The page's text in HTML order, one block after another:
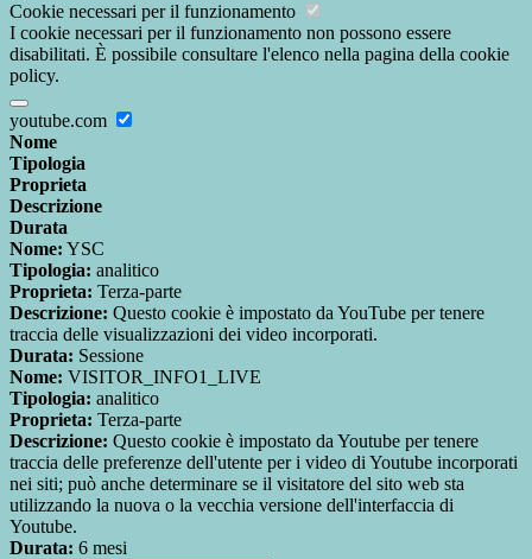
Cookie necessari per il funzionamento
I cookie necessari per il funzionamento non possono essere
disabilitati. È possibile consultare l'elenco nella pagina della cookie
policy.
youtube.com
Nome
Tipologia
Proprieta
Descrizione
Durata
Nome: YSC
Tipologia: analitico
Proprieta: Terza-parte
Descrizione: Questo cookie è impostato da YouTube per tenere
traccia delle visualizzazioni dei video incorporati.
Durata: Sessione
Nome: VISITOR_INFO1_LIVE
Tipologia: analitico
Proprieta: Terza-parte
Descrizione: Questo cookie è impostato da Youtube per tenere
traccia delle preferenze dell'utente per i video di Youtube incorporati
nei siti; può anche determinare se il visitatore del sito web sta
utilizzando la nuova o la vecchia versione dell'interfaccia di
Youtube.
Durata: 6 mesi